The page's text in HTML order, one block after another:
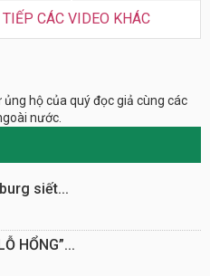
CÁC VIDEO KHÁC
hộ của quý đọc giả cùng các
nước.
siết...
HỔNG”...